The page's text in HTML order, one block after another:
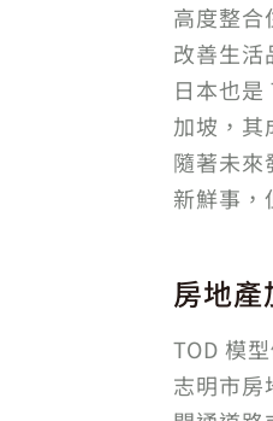
高度整合
改善生活
日本也
加坡，其
隨著未來
新鮮事，
房地
TOD 模
志明市房